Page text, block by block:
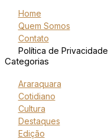
Home
Quem Somos
Contato
Política de Privacidade
Categorias
Araraquara
Cotidiano
Cultura
Destaques
Edição